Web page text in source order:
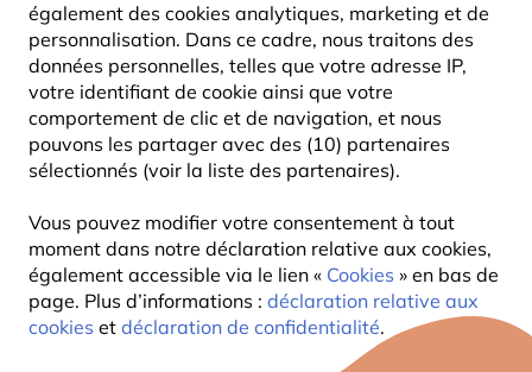
également des cookies analytiques, marketing et de
personnalisation. Dans ce cadre, nous traitons des
données personnelles, telles que votre adresse IP,
votre identifiant de cookie ainsi que votre
comportement de clic et de navigation, et nous
pouvons les partager avec des (10) partenaires
sélectionnés (voir la liste des partenaires).
Vous pouvez modifier votre consentement à tout
moment dans notre déclaration relative aux cookies,
également accessible via le lien « Cookies » en bas de
page. Plus d’informations : déclaration relative aux
cookies et déclaration de confidentialité.